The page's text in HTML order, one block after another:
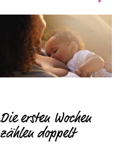
Die ersten Wochen
zählen doppelt